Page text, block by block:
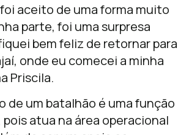
aceito de uma forma muito
parte, foi uma surpresa
bem feliz de retornar para
onde eu comecei a minha
Priscila.
de um batalhão é uma função
pois atua na área operacional